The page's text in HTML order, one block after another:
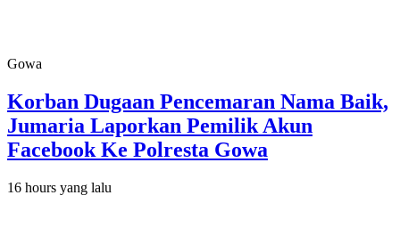
Gowa
Korban Dugaan Pencemaran Nama Baik,
Jumaria Laporkan Pemilik Akun
Facebook Ke Polresta Gowa
16 hours yang lalu